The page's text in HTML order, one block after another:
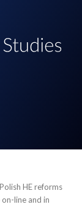
HE reforms
line and in